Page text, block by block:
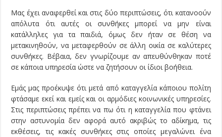
Μας έχει αναφερθεί και στις δύο περιπτώσεις, ότι κατανοούν
απόλυτα ότι αυτές οι συνθήκες μπορεί να μην είναι
κατάλληλες για τα παιδιά, όμως δεν ήταν σε θέση να
μετακινηθούν, να μεταφερθούν σε άλλη οικία σε καλύτερες
συνθήκες. Βέβαια, δεν γνωρίζουμε αν απευθύνθηκαν ποτέ
σε κάποια υπηρεσία ώστε να ζητήσουν οι ίδιοι βοήθεια.
Εμάς μας προέκυψε ότι μετά από καταγγελία κάποιου πολίτη
φτάσαμε εκεί και εμείς και οι αρμόδιες κοινωνικές υπηρεσίες.
Στις περιπτώσεις πρέπει να πω ότι η καταγγελία που φτάνει
στην αστυνομία δεν αφορά αυτό ακριβώς το αδίκημα, τις
εκθέσεις, τις κακές συνθήκες στις οποίες μεγαλώνει ένα